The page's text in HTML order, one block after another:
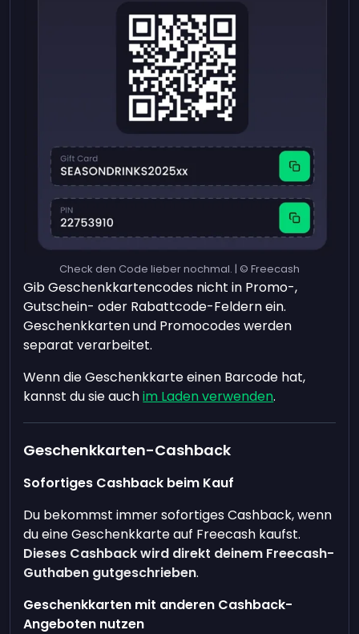
Check den Code lieber nochmal. | © Freecash
Gib Geschenkkartencodes nicht in Promo-,
Gutschein- oder Rabattcode-Feldern ein.
Geschenkkarten und Promocodes werden
separat verarbeitet.
Wenn die Geschenkkarte einen Barcode hat,
kannst du sie auchim Laden verwenden.
Geschenkkarten-Cashback
Sofortiges Cashback beim Kauf
Du bekommst immer sofortiges Cashback, wenn
du eine Geschenkkarte auf Freecash kaufst.
Dieses Cashback wird direkt deinem Freecash-
Guthaben gutgeschrieben.
Geschenkkarten mit anderen Cashback-
Angeboten nutzen